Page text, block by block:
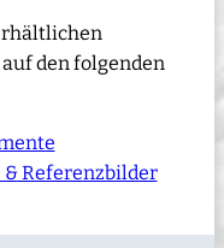
den folgenden
Referenzbilder